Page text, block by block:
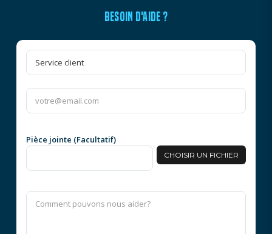
BESOIN D'AIDE ?
Pièce jointe (Facultatif)
CHOISIR UN FICHIER